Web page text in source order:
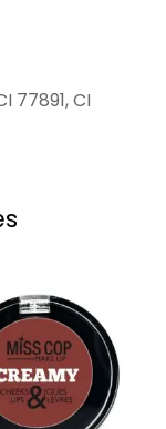
77891, CI